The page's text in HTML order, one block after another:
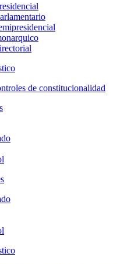
de constitucionalidad